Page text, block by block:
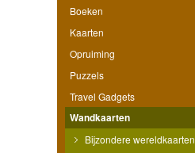
Boeken
Kaarten
Opruiming
Puzzels
Travel Gadgets
Wandkaarten
Bijzondere wereldkaarten